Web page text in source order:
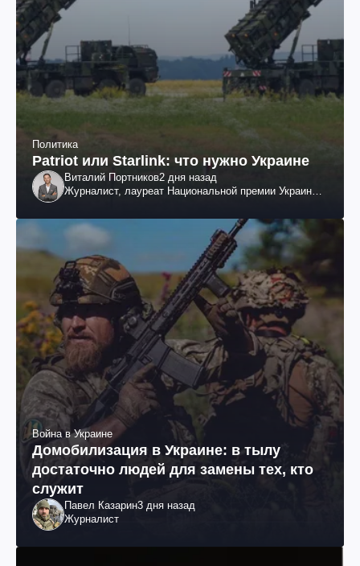
Политика
Patriot или Starlink: что нужно Украине
Виталий Портников2 дня назад
Журналист, лауреат Национальной премии Украины
Война в Украине
Домобилизация в Украине: в тылу
достаточно людей для замены тех, кто
служит
Павел Казарин3 дня назад
Журналист